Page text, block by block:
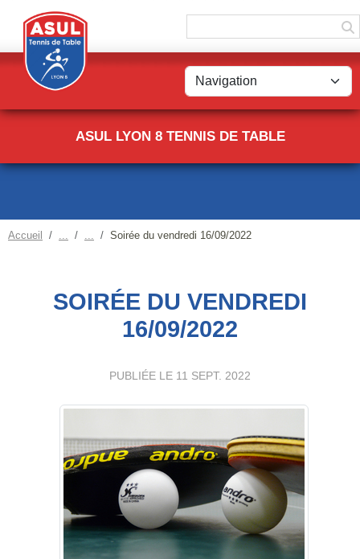
ASUL LYON 8 TENNIS DE TABLE
Accueil Soirée du vendredi 16/09/2022
SOIRÉE DU VENDREDI
16/09/2022
PUBLIÉE LE 11 SEPT. 2022
Panneau de gestion des cookies